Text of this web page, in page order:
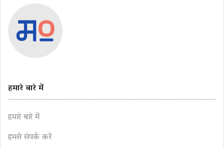
हमारे बारे में
हमारे बारे में
हमसे संपर्क करें